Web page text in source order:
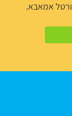
אמאבא.